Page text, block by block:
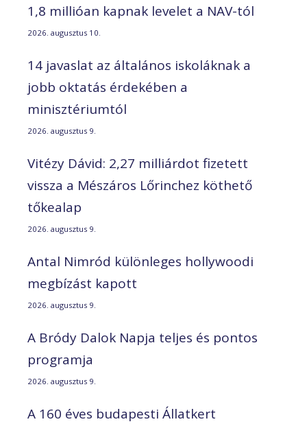
1,8 millióan kapnak levelet a NAV-tól
2026. augusztus 10.
14 javaslat az általános iskoláknak a
jobb oktatás érdekében a
minisztériumtól
2026. augusztus 9.
Vitézy Dávid: 2,27 milliárdot fizetett
vissza a Mészáros Lőrinchez köthető
tőkealap
2026. augusztus 9.
Antal Nimród különleges hollywoodi
megbízást kapott
2026. augusztus 9.
A Bródy Dalok Napja teljes és pontos
programja
2026. augusztus 9.
A 160 éves budapesti Állatkert